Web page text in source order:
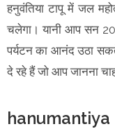
हनुवंतिया टापू में जल
चलेगा। यानी आप सन
पर्यटन का आनंद उठा
दे रहे हैं जो आप जानना